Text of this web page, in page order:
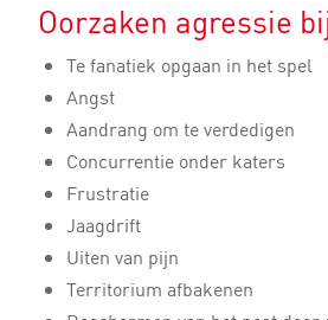
Oorzaken agressie
Te fanatiek opgaan in het spel
Angst
Aandrang om te verdedigen
Concurrentie onder katers
Frustratie
Jaagdrift
Uiten van pijn
Territorium afbakenen